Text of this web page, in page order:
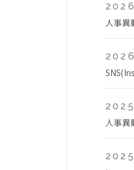
人事異
人事異